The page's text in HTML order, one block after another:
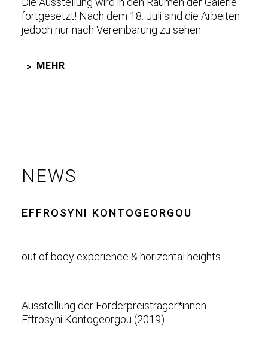
fortgesetzt! Nach dem 18. Juli sind die Arbeiten
jedoch nur nach Vereinbarung zu sehen.
MEHR
NEWS
EFFROSYNI KONTOGEORGOU
out of body experience & horizontal heights
Ausstellung der Förderpreisträger*innen
Effrosyni Kontogeorgou (2019)